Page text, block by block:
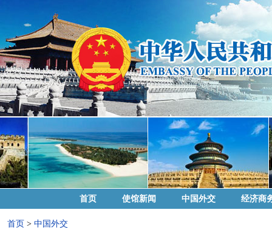
首页 使馆新闻 中国外交 经济商
首页 > 中国外交